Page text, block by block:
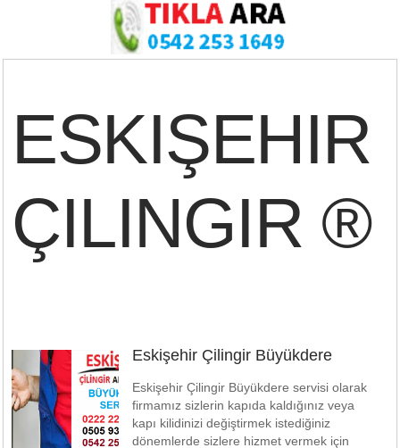
ESKIŞEHIR
ÇILINGIR ®
Eskişehir Çilingir Büyükdere
Eskişehir Çilingir Büyükdere servisi olarak
firmamız sizlerin kapıda kaldığınız veya
kapı kilidinizi değiştirmek istediğiniz
dönemlerde sizlere hizmet vermek için